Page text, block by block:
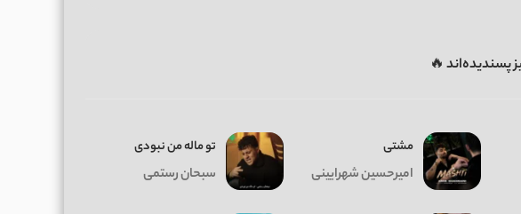
پسندیده‌اند 🔥
مشتی
امیرحسین شهرایینی
تو ماله من نبودی
سبحان رستمی